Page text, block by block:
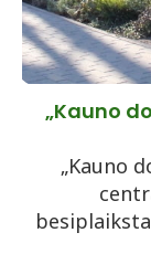
„Kauno
„Kauno